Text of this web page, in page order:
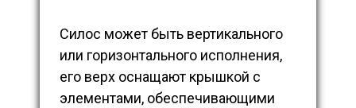
Силос может быть вертикального
или горизонтального исполнения,
его верх оснащают крышкой с
элементами, обеспечивающими